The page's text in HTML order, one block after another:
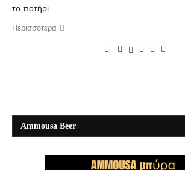
το ποτήρι. …
Περισσότερα
Ammousa Beer